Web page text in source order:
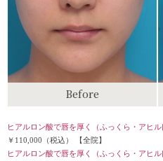
Before
ヒアルロン酸で唇を厚く（ふっくら・アヒル
￥110,000（税込）
【全院】
ヒアルロン酸で唇を厚く（ふっくら・アヒル